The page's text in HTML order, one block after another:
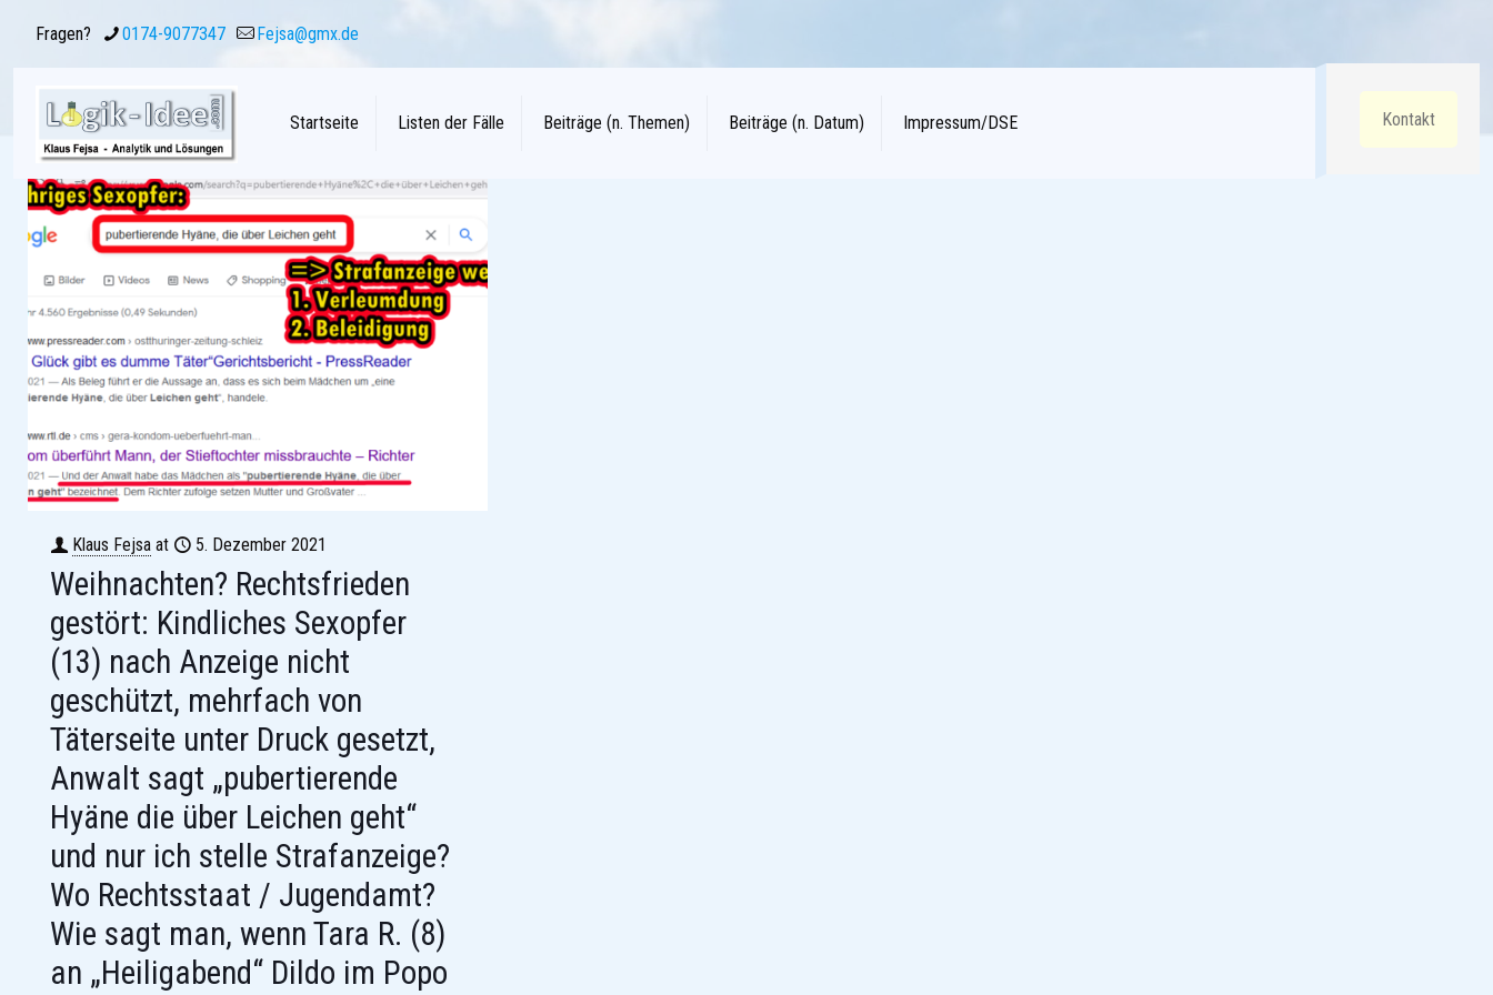
Fragen? 0174-9077347 Fejsa@gmx.de
Startseite Listen der Fälle Beiträge (n. Themen) Beiträge (n. Datum) Impressum/DSE Kontakt
Klaus Fejsa at 5. Dezember 2021
Weihnachten? Rechtsfrieden
gestört: Kindliches Sexopfer
(13) nach Anzeige nicht
geschützt, mehrfach von
Täterseite unter Druck gesetzt,
Anwalt sagt „pubertierende
Hyäne die über Leichen geht“
und nur ich stelle Strafanzeige?
Wo Rechtsstaat / Jugendamt?
Wie sagt man, wenn Tara R. (8)
an „Heiligabend“ Dildo im Popo